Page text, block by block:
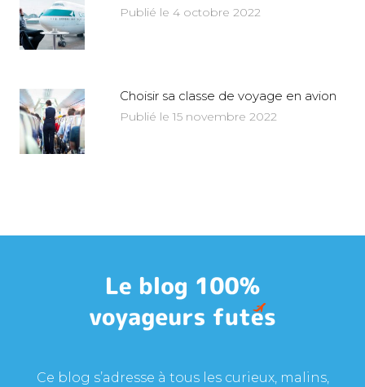
Publié le 4 octobre 2022
Choisir sa classe de voyage en avion
Publié le 15 novembre 2022
Ce blog s’adresse à tous les curieux, malins,